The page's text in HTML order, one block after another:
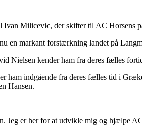
Ivan Milicevic, der skifter til AC Horsens
en markant forstærkning landet på
Nielsen kender ham fra deres fælles
ham indgående fra deres fælles tid i
Hansen.
er her for at udvikle mig og hjælpe